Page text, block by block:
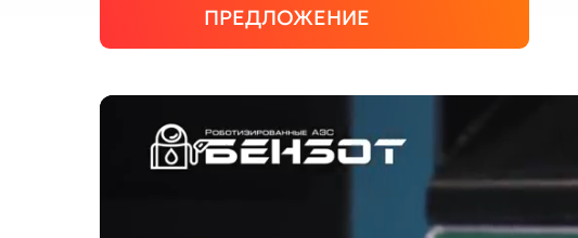
ПРЕДЛОЖЕНИЕ